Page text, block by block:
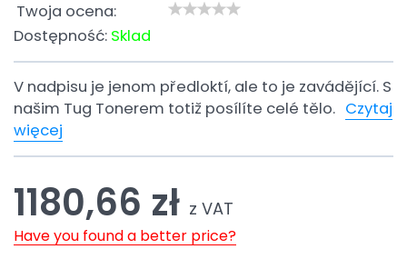
Twoja ocena:
Dostępność: Sklad
V nadpisu je jenom předloktí, ale to je zavádějící. S
našim Tug Tonerem totiž posílíte celé tělo. Czytaj
więcej
1180,66 zł z VAT
Have you found a better price?